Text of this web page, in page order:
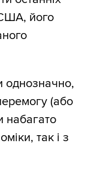
його
однозначно,
(або
набагато
так і з